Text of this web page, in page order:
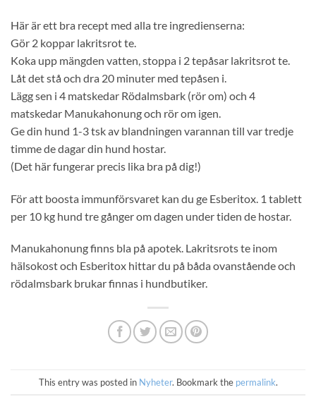
Här är ett bra recept med alla tre ingredienserna:
Gör 2 koppar lakritsrot te.
Koka upp mängden vatten, stoppa i 2 tepåsar lakritsrot te.
Låt det stå och dra 20 minuter med tepåsen i.
Lägg sen i 4 matskedar Rödalmsbark (rör om) och 4
matskedar Manukahonung och rör om igen.
Ge din hund 1-3 tsk av blandningen varannan till var tredje
timme de dagar din hund hostar.
(Det här fungerar precis lika bra på dig!)
För att boosta immunförsvaret kan du ge Esberitox. 1 tablett
per 10 kg hund tre gånger om dagen under tiden de hostar.
Manukahonung finns bla på apotek. Lakritsrots te inom
hälsokost och Esberitox hittar du på båda ovanstående och
rödalmsbark brukar finnas i hundbutiker.
This entry was posted in Nyheter. Bookmark the permalink.